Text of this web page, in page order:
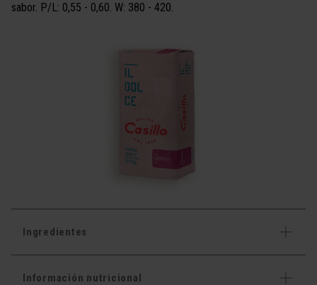
sabor. P/L: 0,55 - 0,60. W: 380 - 420.
Ingredientes
Información nutricional